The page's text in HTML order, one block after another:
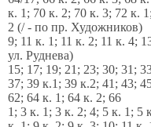
к. 1; 70 к. 2; 70 к. 3; 72 к.
2 (/ - по пр. Художников)
9; 11 к. 1; 11 к. 2; 11 к. 4;
ул. Руднева)
15; 17; 19; 21; 23; 30; 31;
37; 39 к.1; 39 к.2; 41; 43;
62; 64 к. 1; 64 к. 2; 66
1; 3 к. 1; 3 к. 2; 4; 5 к. 1; 5